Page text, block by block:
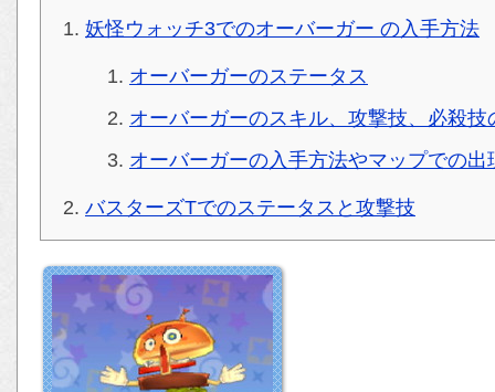
妖怪ウォッチ3でのオーバーガー の入手方法
オーバーガーのステータス
オーバーガーのスキル、攻撃技、必殺技
オーバーガーの入手方法やマップでの出
バスターズTでのステータスと攻撃技